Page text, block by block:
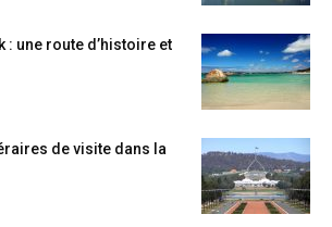
: une route d’histoire et
de visite dans la